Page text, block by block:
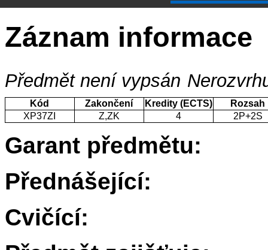
Záznam informace
Předmět není vypsán
Kód Zakončení Kredity (ECTS)
Rozsah
XP37ZI
Z,ZK 4 2P+2S
Garant předmětu:
Přednášející:
Cvičící: